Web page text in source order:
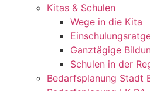
Kitas & Schulen
Wege in die Kita
Ganztägige
Schulen in der
Bedarfsplanung Stadt